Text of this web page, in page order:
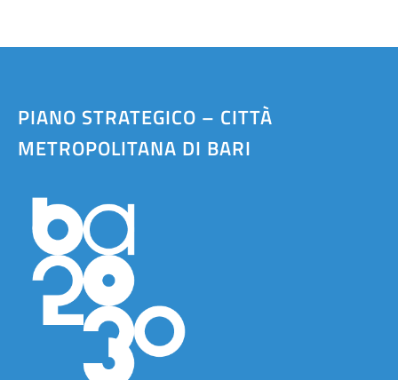
PIANO STRATEGICO – CITTÀ
METROPOLITANA DI BARI